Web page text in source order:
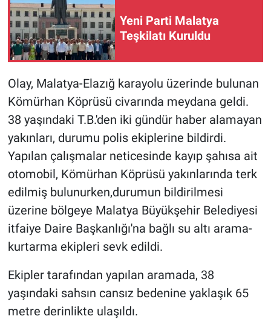
Yeni Parti Malatya
Teşkilatı Kuruldu
Olay, Malatya-Elazığ karayolu üzerinde bulunan
Kömürhan Köprüsü civarında meydana geldi.
38 yaşındaki T.B.'den iki gündür haber alamayan
yakınları, durumu polis ekiplerine bildirdi.
Yapılan çalışmalar neticesinde kayıp şahısa ait
otomobil, Kömürhan Köprüsü yakınlarında terk
edilmiş bulunurken,durumun bildirilmesi
üzerine bölgeye Malatya Büyükşehir Belediyesi
itfaiye Daire Başkanlığı'na bağlı su altı arama-
kurtarma ekipleri sevk edildi.
Ekipler tarafından yapılan aramada, 38
yaşındaki sahsın cansız bedenine yaklaşık 65
metre derinlikte ulaşıldı.